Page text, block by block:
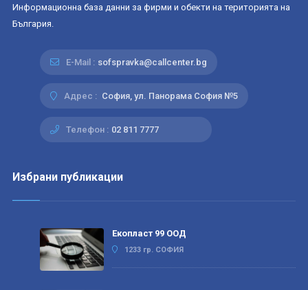
Информационна база данни за фирми и обекти на територията на
България.
E-Mail : sofspravka@callcenter.bg
Адрес : София, ул. Панорама София №5
Телефон : 02 811 7777
Избрани публикации
Екопласт 99 ООД
1233 гр. СОФИЯ